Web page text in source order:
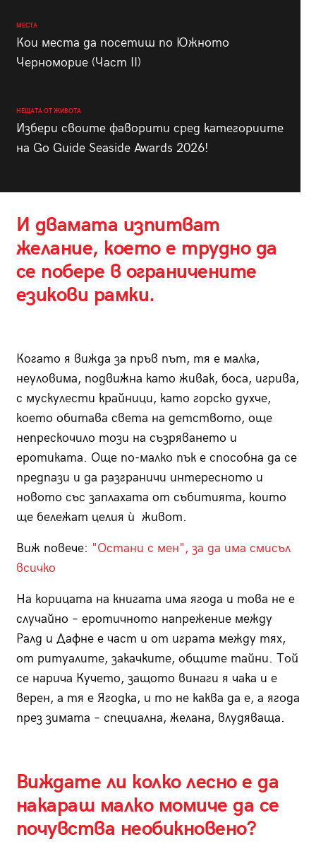
МЕСТА
Кои места да посетиш по Южното
Черноморие (Част II)
НЕЩАТА ОТ ЖИВОТА
Избери своите фаворити сред категориите
на Go Guide Seaside Awards 2026!
И двамата изпитват
желание, което е трудно да
се побере в ограничените
езикови рамки.
Когато я вижда за пръв път, тя е малка,
неуловима, подвижна като живак, боса, игрива,
с мускулести крайници, като горско духче,
което обитава света на детството, още
непрескочило този на съзряването и
еротиката. Още по-малко пък е способна да се
предпази и да разграничи интересното и
новото със заплахата от събитията, които
ще бележат целия ѝ живот.
Виж повече: "Остани с мен", за да има смисъл
всичко
На корицата на книгата има ягода и това не е
случайно – еротичното напрежение между
Ралд и Дафне е част и от играта между тях,
от ритуалите, закачките, общите тайни. Той
се нарича Кучето, защото винаги я чака и е
верен, а тя е Ягодка, и то не каква да е, а ягода
през зимата – специална, желана, влудяваща.
Виждате ли колко лесно е да
накараш малко момиче да се
почувства необикновено?